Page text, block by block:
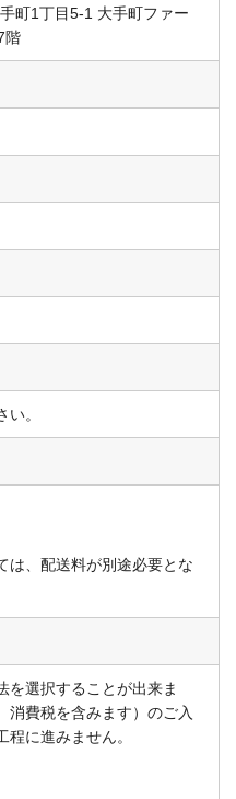
町1丁目5-1 大手町ファー
階
。
は、配送料が別途必要とな
を選択することが出来ま
消費税を含みます）のご入
に進みません。